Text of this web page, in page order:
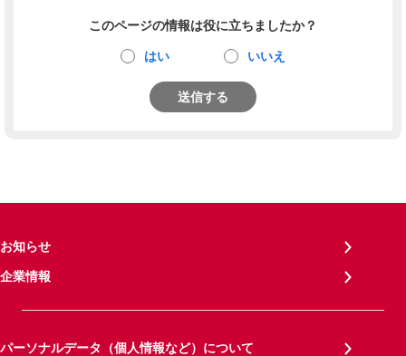
このページの情報は役に立ちましたか？
はい いいえ
送信する
お知らせ
企業情報
パーソナルデータ（個人情報など）について